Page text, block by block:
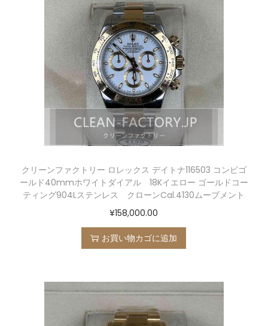
クリーンファクトリー ロレックス デイトナ116503 コンビゴ
ールド40mmホワイトダイアル 18Kイエロー ゴールドコー
ティング904Lステンレス クローンCal.4130ムーブメント
¥158,000.00
お買い物カゴに追加